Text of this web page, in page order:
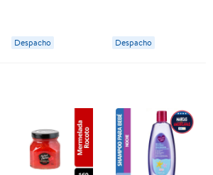
Despacho
g Perfect Choice
Despacho